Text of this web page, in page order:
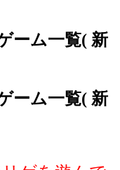
ーム一覧( 新
ーム一覧( 新